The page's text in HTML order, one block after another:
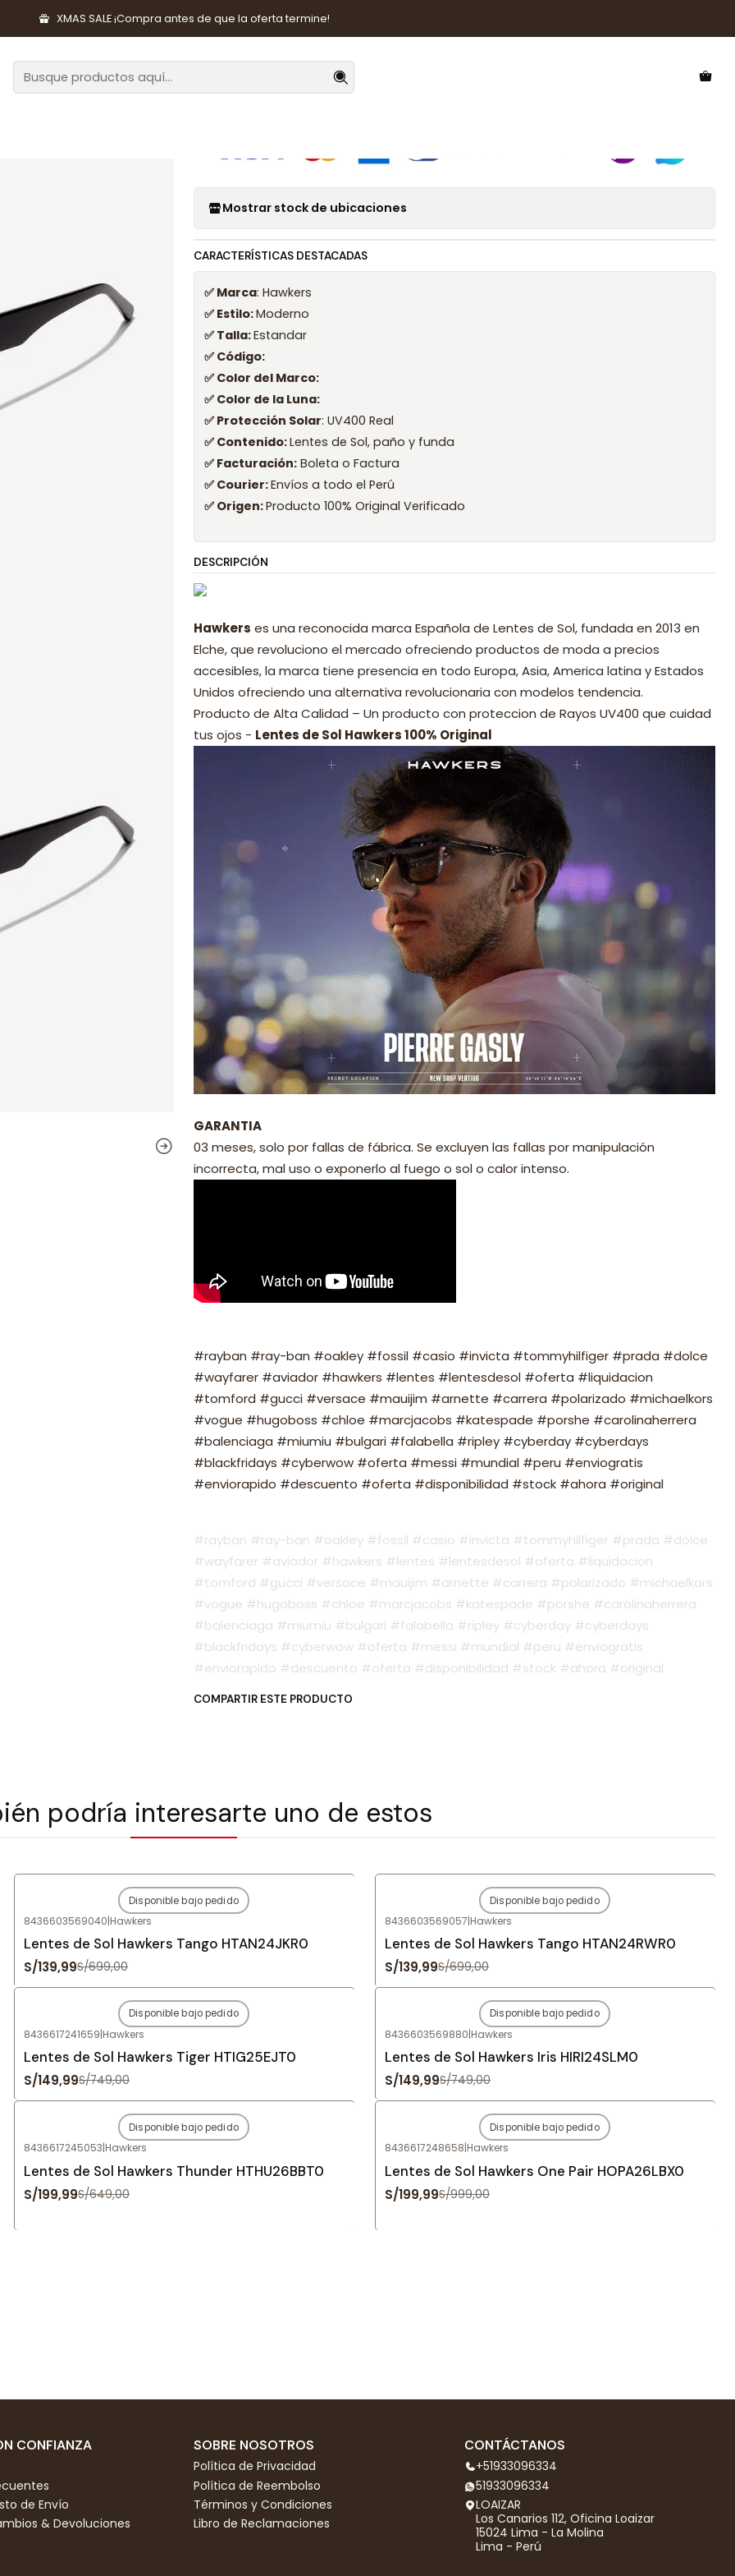
XMAS SALE ¡Compra antes de que la oferta termine!
de Moda Lentes y Accesorios Lentes de Sol Lentes de Sol Hawkers Tango HTAN24BLR0
Lentes de Sol Hawkers Tango HTAN24BLR0
Mostrar stock de ubicaciones
CARACTERÍSTICAS DESTACADAS
✅ Marca: Hawkers
✅ Estilo:Moderno
✅ Talla:Estandar
✅ Código:
✅ Color del Marco:
✅ Color de la Luna:
✅ Protección Solar: UV400 Real
✅ Contenido:Lentes de Sol, paño y funda
✅ Facturación: Boleta o Factura
✅ Courier:Envíos a todo el Perú
✅ Origen:Producto 100% Original Verificado
DESCRIPCIÓN
Hawkers es una reconocida marca Española de Lentes de Sol, fundada en 2013 en
Elche, que revoluciono el mercado ofreciendo productos de moda a precios
accesibles, la marca tiene presencia en todo Europa, Asia, America latina y Estados
Unidos ofreciendo una alternativa revolucionaria con modelos tendencia.
Producto de Alta Calidad – Un producto con proteccion de Rayos UV400 que cuidad
tus ojos - Lentes de Sol Hawkers 100% Original
GARANTIA
03 meses, solo por fallas de fábrica. Se excluyen las fallas por manipulación
incorrecta, mal uso o exponerlo al fuego o sol o calor intenso.
#rayban #ray-ban #oakley #fossil #casio #invicta #tommyhilfiger #prada #dolce
#wayfarer #aviador #hawkers #lentes #lentesdesol #oferta #liquidacion
#tomford #gucci #versace #mauijim #arnette #carrera #polarizado #michaelkors
#vogue #hugoboss #chloe #marcjacobs #katespade #porshe #carolinaherrera
#balenciaga #miumiu #bulgari #falabella #ripley #cyberday #cyberdays
#blackfridays #cyberwow #oferta #messi #mundial #peru #enviogratis
#enviorapido #descuento #oferta #disponibilidad #stock #ahora #original
#rayban #ray-ban #oakley #fossil #casio #invicta #tommyhilfiger #prada #dolce
#wayfarer #aviador #hawkers #lentes #lentesdesol #oferta #liquidacion
#tomford #gucci #versace #mauijim #arnette #carrera #polarizado #michaelkors
#vogue #hugoboss #chloe #marcjacobs #katespade #porshe #carolinaherrera
#balenciaga #miumiu #bulgari #falabella #ripley #cyberday #cyberdays
#blackfridays #cyberwow #oferta #messi #mundial #peru #enviogratis
#enviorapido #descuento #oferta #disponibilidad #stock #ahora #original
COMPARTIR ESTE PRODUCTO
podría interesarte uno de estos
Agotado
Disponible bajo pedido
8436603569040|Hawkers
Lentes de Sol Hawkers Tango HTAN24JKR0
S/139,99S/699,00
Agotado
Disponible bajo pedido
8436603569057|Hawkers
Lentes de Sol Hawkers Tango HTAN24RWR0
S/139,99S/699,00
Agotado
Disponible bajo pedido
8436617241659|Hawkers
Lentes de Sol Hawkers Tiger HTIG25EJT0
S/149,99S/749,00
Agotado
Disponible bajo pedido
8436603569880|Hawkers
Lentes de Sol Hawkers Iris HIRI24SLM0
S/149,99S/749,00
Agotado
Disponible bajo pedido
8436617245053|Hawkers
Lentes de Sol Hawkers Thunder HTHU26BBT0
S/199,99S/649,00
Agotado
Disponible bajo pedido
8436617248658|Hawkers
Lentes de Sol Hawkers One Pair HOPA26LBX0
S/199,99S/999,00
CONFIANZA
de Envío
& Devoluciones
SOBRE NOSOTROS
Política de Privacidad
Política de Reembolso
Términos y Condiciones
Libro de Reclamaciones
CONTÁCTANOS
+51933096334
51933096334
LOAIZAR
Los Canarios 112, Oficina Loaizar
15024 Lima - La Molina
Lima - Perú